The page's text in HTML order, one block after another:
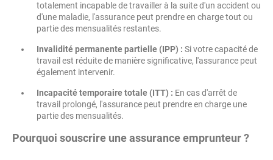
totalement incapable de travailler à la suite d'un accident ou
d'une maladie, l'assurance peut prendre en charge tout ou
partie des mensualités restantes.
Invalidité permanente partielle (IPP) : Si votre capacité de
travail est réduite de manière significative, l'assurance peut
également intervenir.
Incapacité temporaire totale (ITT) : En cas d'arrêt de
travail prolongé, l'assurance peut prendre en charge une
partie des mensualités.
Pourquoi souscrire une assurance emprunteur ?